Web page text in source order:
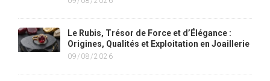
Le Rubis, Trésor de Force et d’Élégance :
Origines, Qualités et Exploitation en Joaillerie
09/08/2026